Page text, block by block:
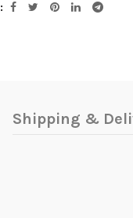
Shipping &